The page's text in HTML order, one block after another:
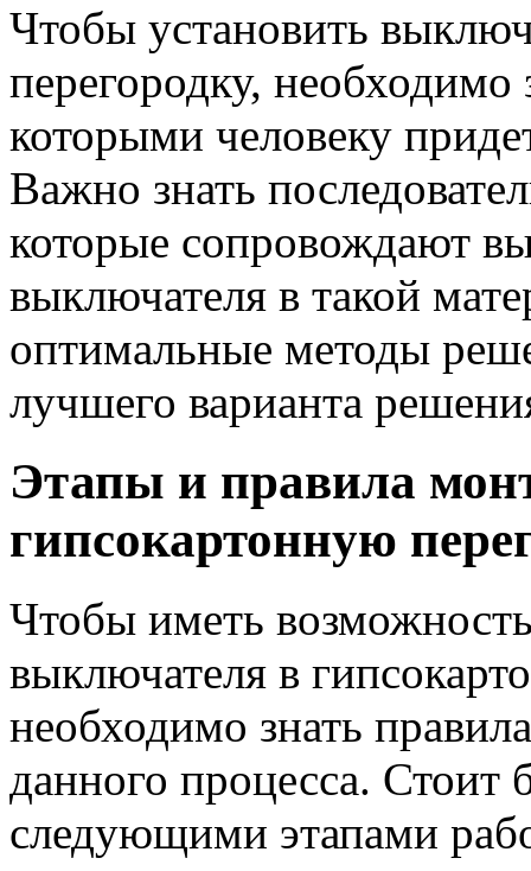
Чтобы установить
перегородку, необходимо
которыми человеку
Важно знать
которые сопровождают
выключателя в такой
оптимальные методы
лучшего варианта
Этапы и правила
гипсокартонную
Чтобы иметь
выключателя в
необходимо знать
данного процесса. Стоит
следующими этапами